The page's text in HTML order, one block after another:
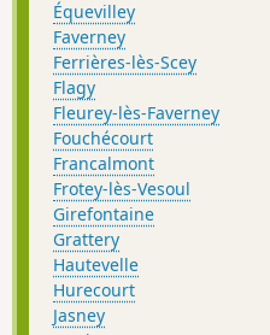
Équevilley
Faverney
Ferrières-lès-Scey
Flagy
Fleurey-lès-Faverney
Fouchécourt
Francalmont
Frotey-lès-Vesoul
Girefontaine
Grattery
Hautevelle
Hurecourt
Jasney